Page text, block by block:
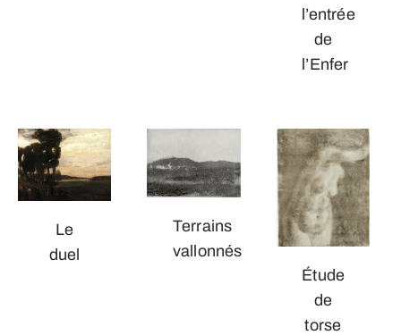
l’entrée
de
l’Enfer
Le
duel
Terrains
vallonnés
Étude
de
torse